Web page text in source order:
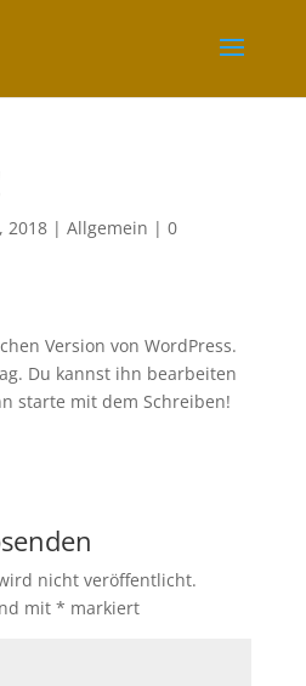
2018| Allgemein | 0
Version von WordPress.
Du kannst ihn bearbeiten
starte mit dem Schreiben!
nicht veröffentlicht.
mit * markiert